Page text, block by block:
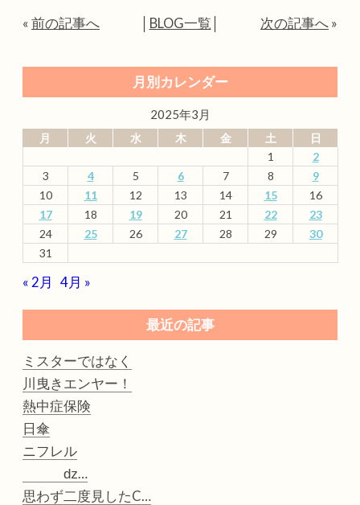
« 前の記事へ BLOG一覧 次の記事へ »
月別カレンダー
2025年3月
月 火 水 木 金 土
日
1
2
3
4 5 6 7 8
9
10
11 12 13 14 15
16
17
18 19 20 21 22
23
24
25 26 27 28 29
30
31
« 2月 4月 »
最近の記事
ミスターではなく
川曳きエンヤー！
熱中症保険
日傘
ニフレル
ǳ…
思わず二度見したC…